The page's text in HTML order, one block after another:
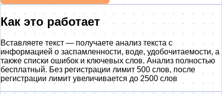
Как это работает
Вставляете текст — получаете анализ текста с
информацией о заспамленности, воде, удобочитаемости, а
также списки ошибок и ключевых слов. Анализ полностью
бесплатный. Без регистрации лимит 500 слов, после
регистрации лимит увеличивается до 2500 слов